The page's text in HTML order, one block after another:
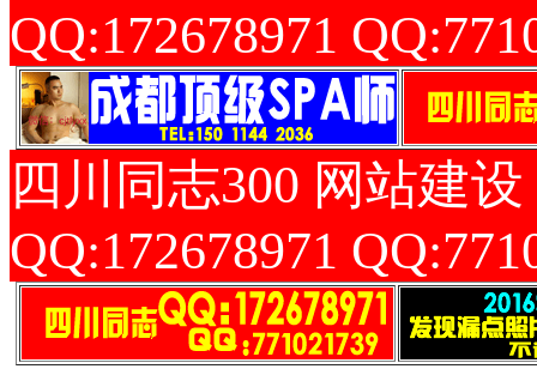
QQ:172678971
四川同志300 网站建
QQ:172678971